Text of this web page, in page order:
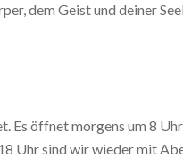
dem Geist und deiner
Es öffnet morgens um 8
Uhr sind wir wieder mit